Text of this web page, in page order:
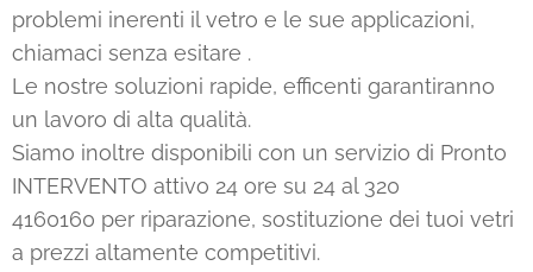
problemi inerenti il vetro e le sue applicazioni,
chiamaci senza esitare .
Le nostre soluzioni rapide, efficenti garantiranno
un lavoro di alta qualità.
Siamo inoltre disponibili con un servizio di Pronto
INTERVENTO attivo 24 ore su 24 al 320
4160160 per riparazione, sostituzione dei tuoi vetri
a prezzi altamente competitivi.